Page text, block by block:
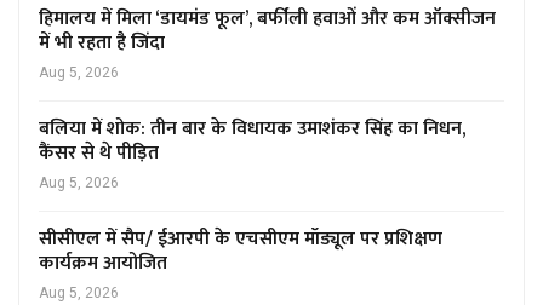
हिमालय में मिला ‘डायमंड फूल’, बर्फीली हवाओं और कम ऑक्सीजन
में भी रहता है जिंदा
Aug 5, 2026
बलिया में शोक: तीन बार के विधायक उमाशंकर सिंह का निधन,
कैंसर से थे पीड़ित
Aug 5, 2026
सीसीएल में सैप/ ईआरपी के एचसीएम मॉड्यूल पर प्रशिक्षण
कार्यक्रम आयोजित
Aug 5, 2026